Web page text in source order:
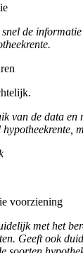
de
van de data en
voorziening
met het
Geeft ook